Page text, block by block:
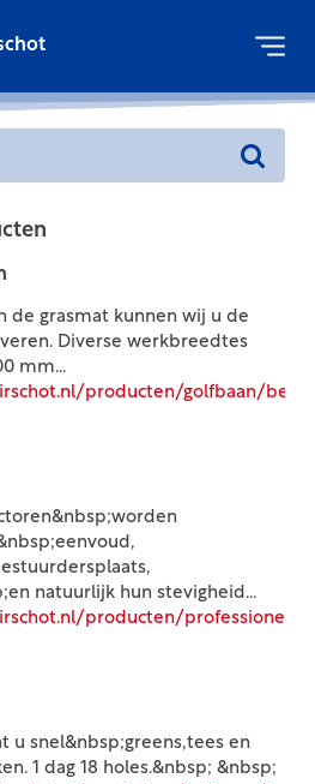
de grasmat kunnen wij u de
Diverse werkbreedtes
mm...
producten/golfbaan/
natuurlijk hun stevigheid...
producten/professioneel/
u snel&nbsp;greens,tees en
1 dag 18 holes.&nbsp; &nbsp;